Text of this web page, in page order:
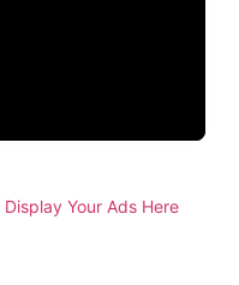
Display Your Ads Here